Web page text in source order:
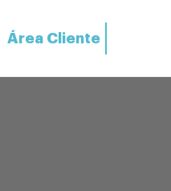
Área Cliente